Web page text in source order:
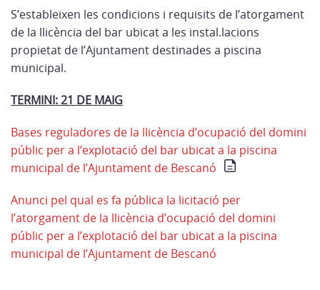
S’estableixen les condicions i requisits de l’atorgament
de la llicència del bar ubicat a les instal.lacions
propietat de l’Ajuntament destinades a piscina
municipal.
TERMINI: 21 DE MAIG
Bases reguladores de la llicència d’ocupació del domini
públic per a l’explotació del bar ubicat a la piscina
municipal de l’Ajuntament de Bescanó
Anunci pel qual es fa pública la licitació per
l’atorgament de la llicència d’ocupació del domini
públic per a l’explotació del bar ubicat a la piscina
municipal de l’Ajuntament de Bescanó